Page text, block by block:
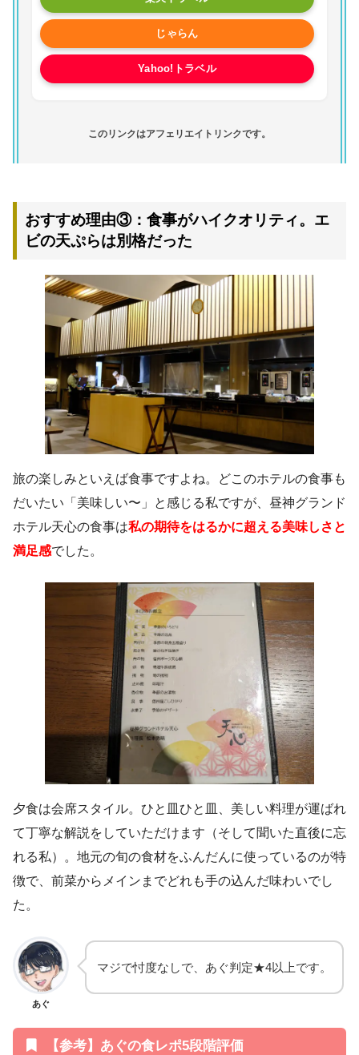
じゃらん
Yahoo!トラベル
このリンクはアフェリエイトリンクです。
おすすめ理由③：食事がハイクオリティ。エ
ビの天ぷらは別格だった
旅の楽しみといえば食事ですよね。どこのホテルの食事も
だいたい「美味しい〜」と感じる私ですが、昼神グランド
ホテル天心の食事は私の期待をはるかに超える美味しさと
満足感でした。
夕食は会席スタイル。ひと皿ひと皿、美しい料理が運ばれ
て丁寧な解説をしていただけます（そして聞いた直後に忘
れる私）。地元の旬の食材をふんだんに使っているのが特
徴で、前菜からメインまでどれも手の込んだ味わいでし
た。
あぐ
マジで忖度なしで、あぐ判定★4以上です。
【参考】あぐの食レポ5段階評価